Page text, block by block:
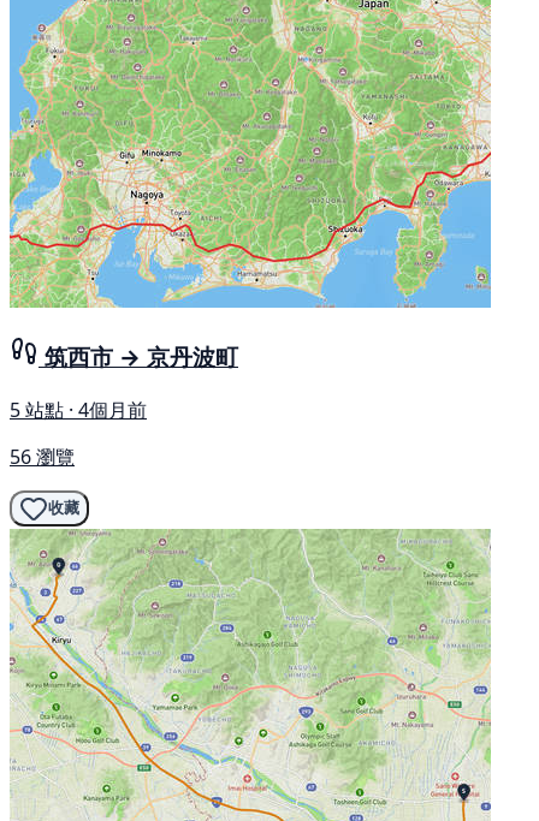
筑西市 → 京丹波町
5 站點 · 4個月前
56 瀏覽
收藏